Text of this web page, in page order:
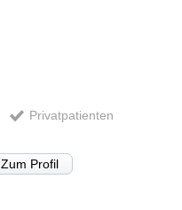
Privatpatienten
Zum Profil